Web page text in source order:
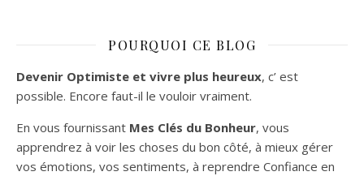
POURQUOI CE BLOG
Devenir Optimiste et vivre plus heureux, c’ est
possible. Encore faut-il le vouloir vraiment.
En vous fournissant Mes Clés du Bonheur, vous
apprendrez à voir les choses du bon côté, à mieux gérer
vos émotions, vos sentiments, à reprendre Confiance en